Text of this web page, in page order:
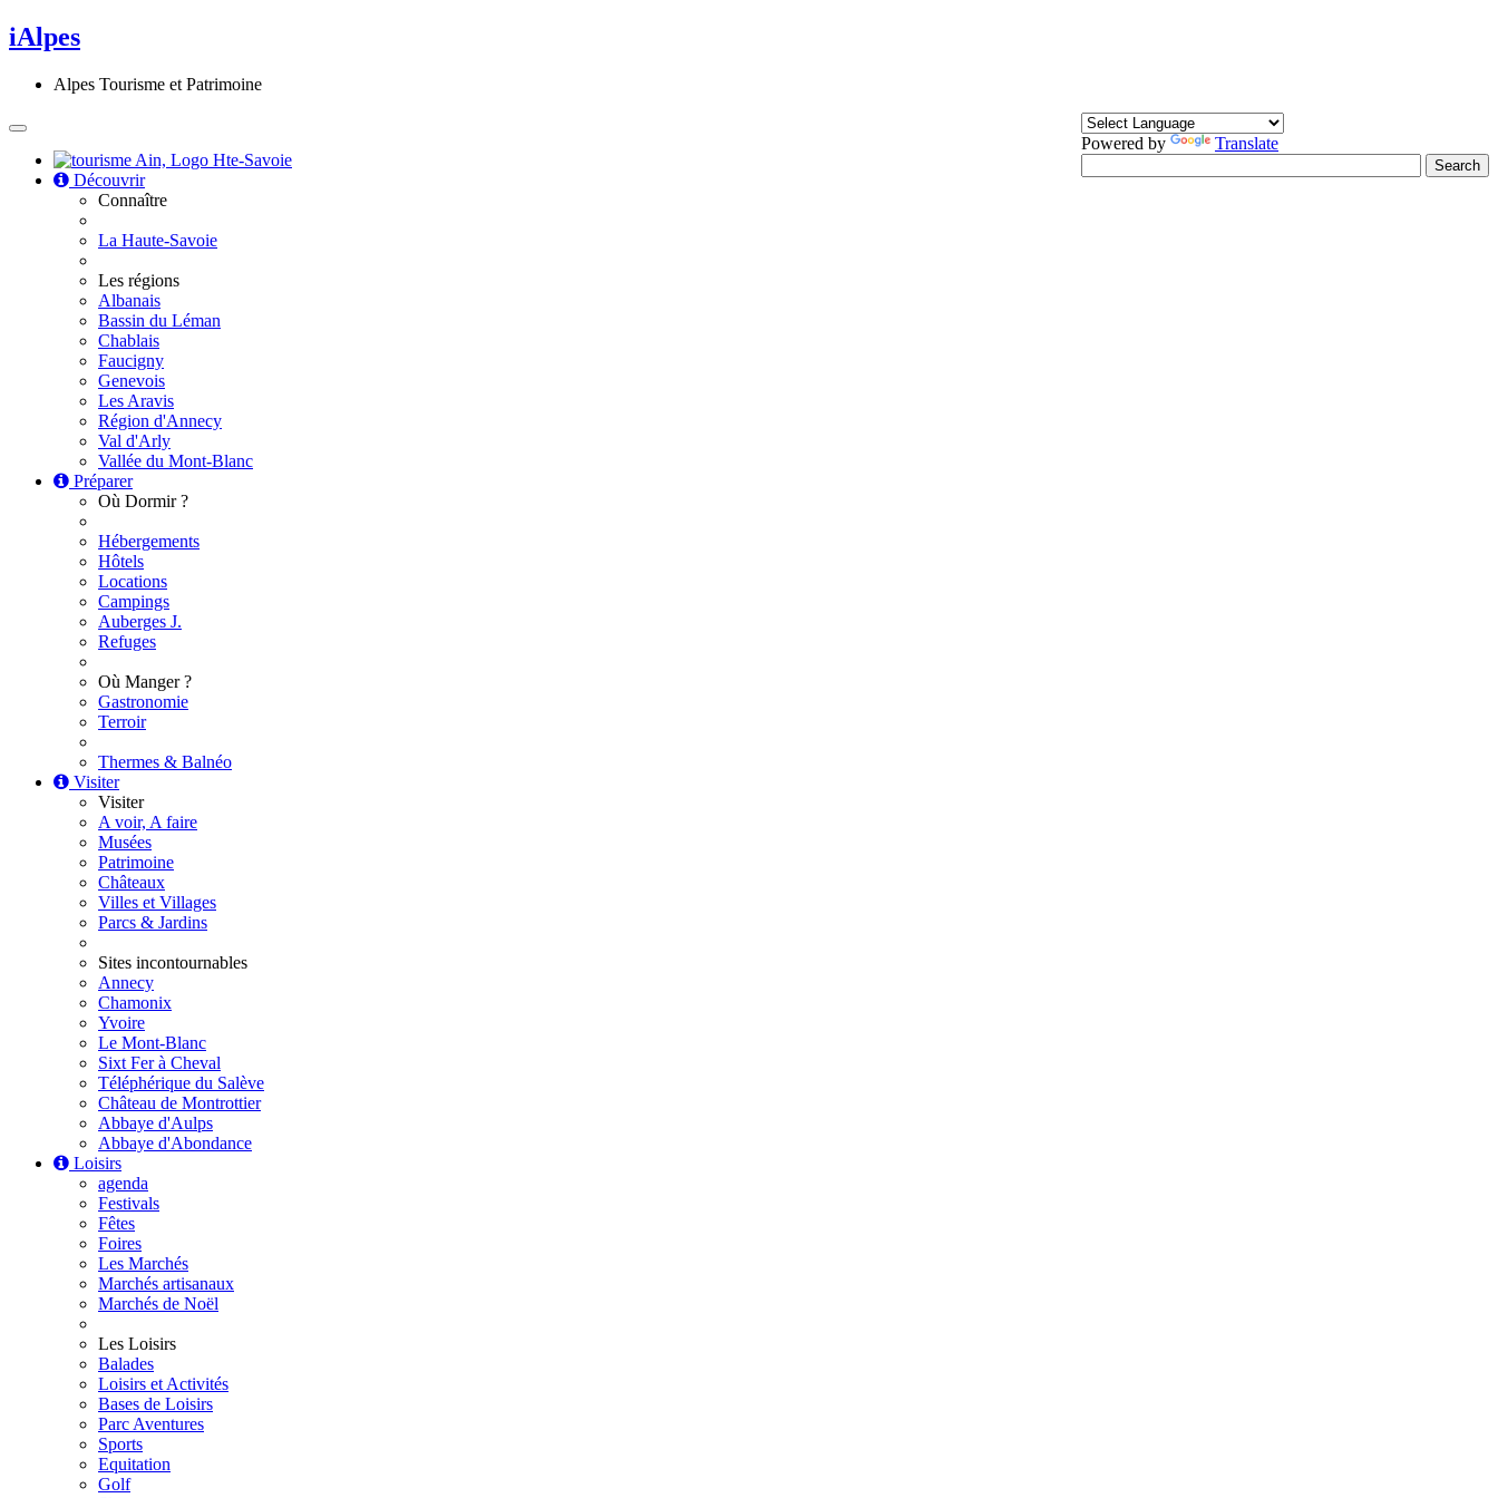
iAlpes
Alpes Tourisme et Patrimoine
Powered by
Translate
Hte-Savoie
Découvrir
Connaître
La Haute-Savoie
Les régions
Albanais
Bassin du Léman
Chablais
Faucigny
Genevois
Les Aravis
Région d'Annecy
Val d'Arly
Vallée du Mont-Blanc
Préparer
Où Dormir ?
Hébergements
Hôtels
Locations
Campings
Auberges J.
Refuges
Où Manger ?
Gastronomie
Terroir
Thermes & Balnéo
Visiter
Visiter
A voir, A faire
Musées
Patrimoine
Châteaux
Villes et Villages
Parcs & Jardins
Sites incontournables
Annecy
Chamonix
Yvoire
Le Mont-Blanc
Sixt Fer à Cheval
Téléphérique du Salève
Château de Montrottier
Abbaye d'Aulps
Abbaye d'Abondance
Loisirs
agenda
Festivals
Fêtes
Foires
Les Marchés
Marchés artisanaux
Marchés de Noël
Les Loisirs
Balades
Loisirs et Activités
Bases de Loisirs
Parc Aventures
Sports
Equitation
Golf